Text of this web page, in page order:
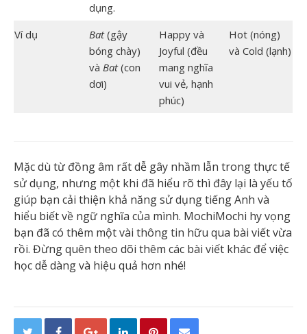
dụng.
Ví dụ Bat(gậy
bóng chày)
và Bat(con
dơi)
Happy và
Joyful (đều
mang nghĩa
vui vẻ, hạnh
phúc)
Hot (nóng)
và Cold (lạnh)
Mặc dù từ đồng âm rất dễ gây nhầm lẫn trong thực tế
sử dụng, nhưng một khi đã hiểu rõ thì đây lại là yếu tố
giúp bạn cải thiện khả năng sử dụng tiếng Anh và
hiểu biết về ngữ nghĩa của mình. MochiMochi hy vọng
bạn đã có thêm một vài thông tin hữu qua bài viết vừa
rồi. Đừng quên theo dõi thêm các bài viết khác để việc
học dễ dàng và hiệu quả hơn nhé!